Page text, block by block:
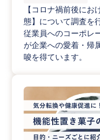
【コロナ禍前後に
態】について調査を
従業員へのコーポレ
が企業への愛着・帰
唆を得ています。